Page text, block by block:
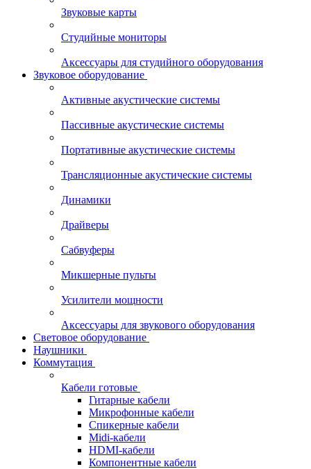
Звуковые карты
Студийные мониторы
Аксессуары для студийного оборудования
Звуковое оборудование
Активные акустические системы
Пассивные акустические системы
Портативные акустические системы
Трансляционные акустические системы
Динамики
Драйверы
Сабвуферы
Микшерные пульты
Усилители мощности
Аксессуары для звукового оборудования
Световое оборудование
Наушники
Коммутация
Кабели готовые
Гитарные кабели
Микрофонные кабели
Спикерные кабели
Midi-кабели
HDMI-кабели
Компонентные кабели